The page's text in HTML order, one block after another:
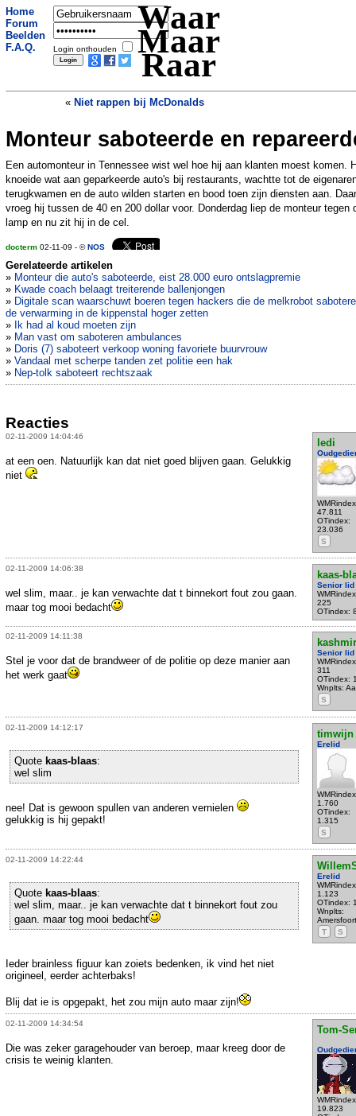
Home
Forum
Beelden
F.A.Q.
Login onthouden
Waar
Maar
Raar
« Niet rappen bij McDonalds
105-jarige viert verjaardag in stripclub»
Monteur saboteerde en
Een automonteur in Tennessee wist wel hoe hij aan klanten moest komen.
knoeide wat aan geparkeerde auto's bij restaurants, wachtte tot de
terugkwamen en de auto wilden starten en bood toen zijn diensten aan. Daar
vroeg hij tussen de 40 en 200 dollar voor. Donderdag liep de monteur tegen
lamp en nu zit hij in de cel.
docterm 02-11-09 - ©NOS
Gerelateerde artikelen
» Monteur die auto's saboteerde, eist 28.000 euro ontslagpremie
» Kwade coach belaagt treiterende ballenjongen
» Digitale scan waarschuwt boeren tegen hackers die de melkrobot
de verwarming in de kippenstal hoger zetten
»
Ik had al koud moeten zijn
» Man vast om saboteren ambulances
» Doris (7) saboteert verkoop woning favoriete buurvrouw
» Vandaal met scherpe tanden zet politie een hak
» Nep-tolk saboteert rechtszaak
Reacties
02-11-2009 14:04:46
ledi
47.811
OTindex:
23.036
S
at een oen. Natuurlijk kan dat niet goed blijven gaan. Gelukkig
niet
02-11-2009 14:06:38
kaas-
Senior lid
225
OTindex:
wel slim, maar.. je kan verwachte dat t binnekort fout zou gaan.
maar tog mooi bedacht
02-11-2009 14:11:38
kashmir
Senior lid
311
OTindex:
Wnplts:
S
Stel je voor dat de brandweer of de politie op deze manier aan
het werk gaat
02-11-2009 14:12:17
timwijn
Erelid
1.760
OTindex:
1.315
S
Quote kaas-blaas:
wel slim
nee! Dat is gewoon spullen van anderen vernielen
gelukkig is hij gepakt!
02-11-2009 14:22:44
Erelid
1.123
OTindex:
Wnplts:
Amersfoort
T
S
Quote kaas-blaas:
wel slim, maar.. je kan verwachte dat t binnekort fout zou
gaan. maar tog mooi bedacht
Ieder brainless figuur kan zoiets bedenken, ik vind het niet
origineel, eerder achterbaks!
Blij dat ie is opgepakt, het zou mijn auto maar zijn!
02-11-2009 14:34:54
Tom-
19.823
Die was zeker garagehouder van beroep, maar kreeg door de
crisis te weinig klanten.